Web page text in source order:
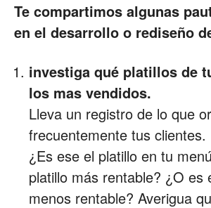
Te compartimos algunas
en el desarrollo o rediseño
investiga qué platillos de
los mas vendidos.
Lleva un registro de lo que
frecuentemente tus clientes.
¿Es ese el platillo en tu
platillo más rentable? ¿O es
menos rentable? Averigua